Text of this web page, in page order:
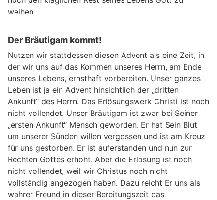
weihen.
Der Bräutigam kommt!
Nutzen wir stattdessen diesen Advent als eine Zeit, in
der wir uns auf das Kommen unseres Herrn, am Ende
unseres Lebens, ernsthaft vorbereiten. Unser ganzes
Leben ist ja ein Advent hinsichtlich der „dritten
Ankunft“ des Herrn. Das Erlösungswerk Christi ist noch
nicht vollendet. Unser Bräutigam ist zwar bei Seiner
„ersten Ankunft“ Mensch geworden. Er hat Sein Blut
um unserer Sünden willen vergossen und ist am Kreuz
für uns gestorben. Er ist auferstanden und nun zur
Rechten Gottes erhöht. Aber die Erlösung ist noch
nicht vollendet, weil wir Christus noch nicht
vollständig angezogen haben. Dazu reicht Er uns als
wahrer Freund in dieser Bereitungszeit das